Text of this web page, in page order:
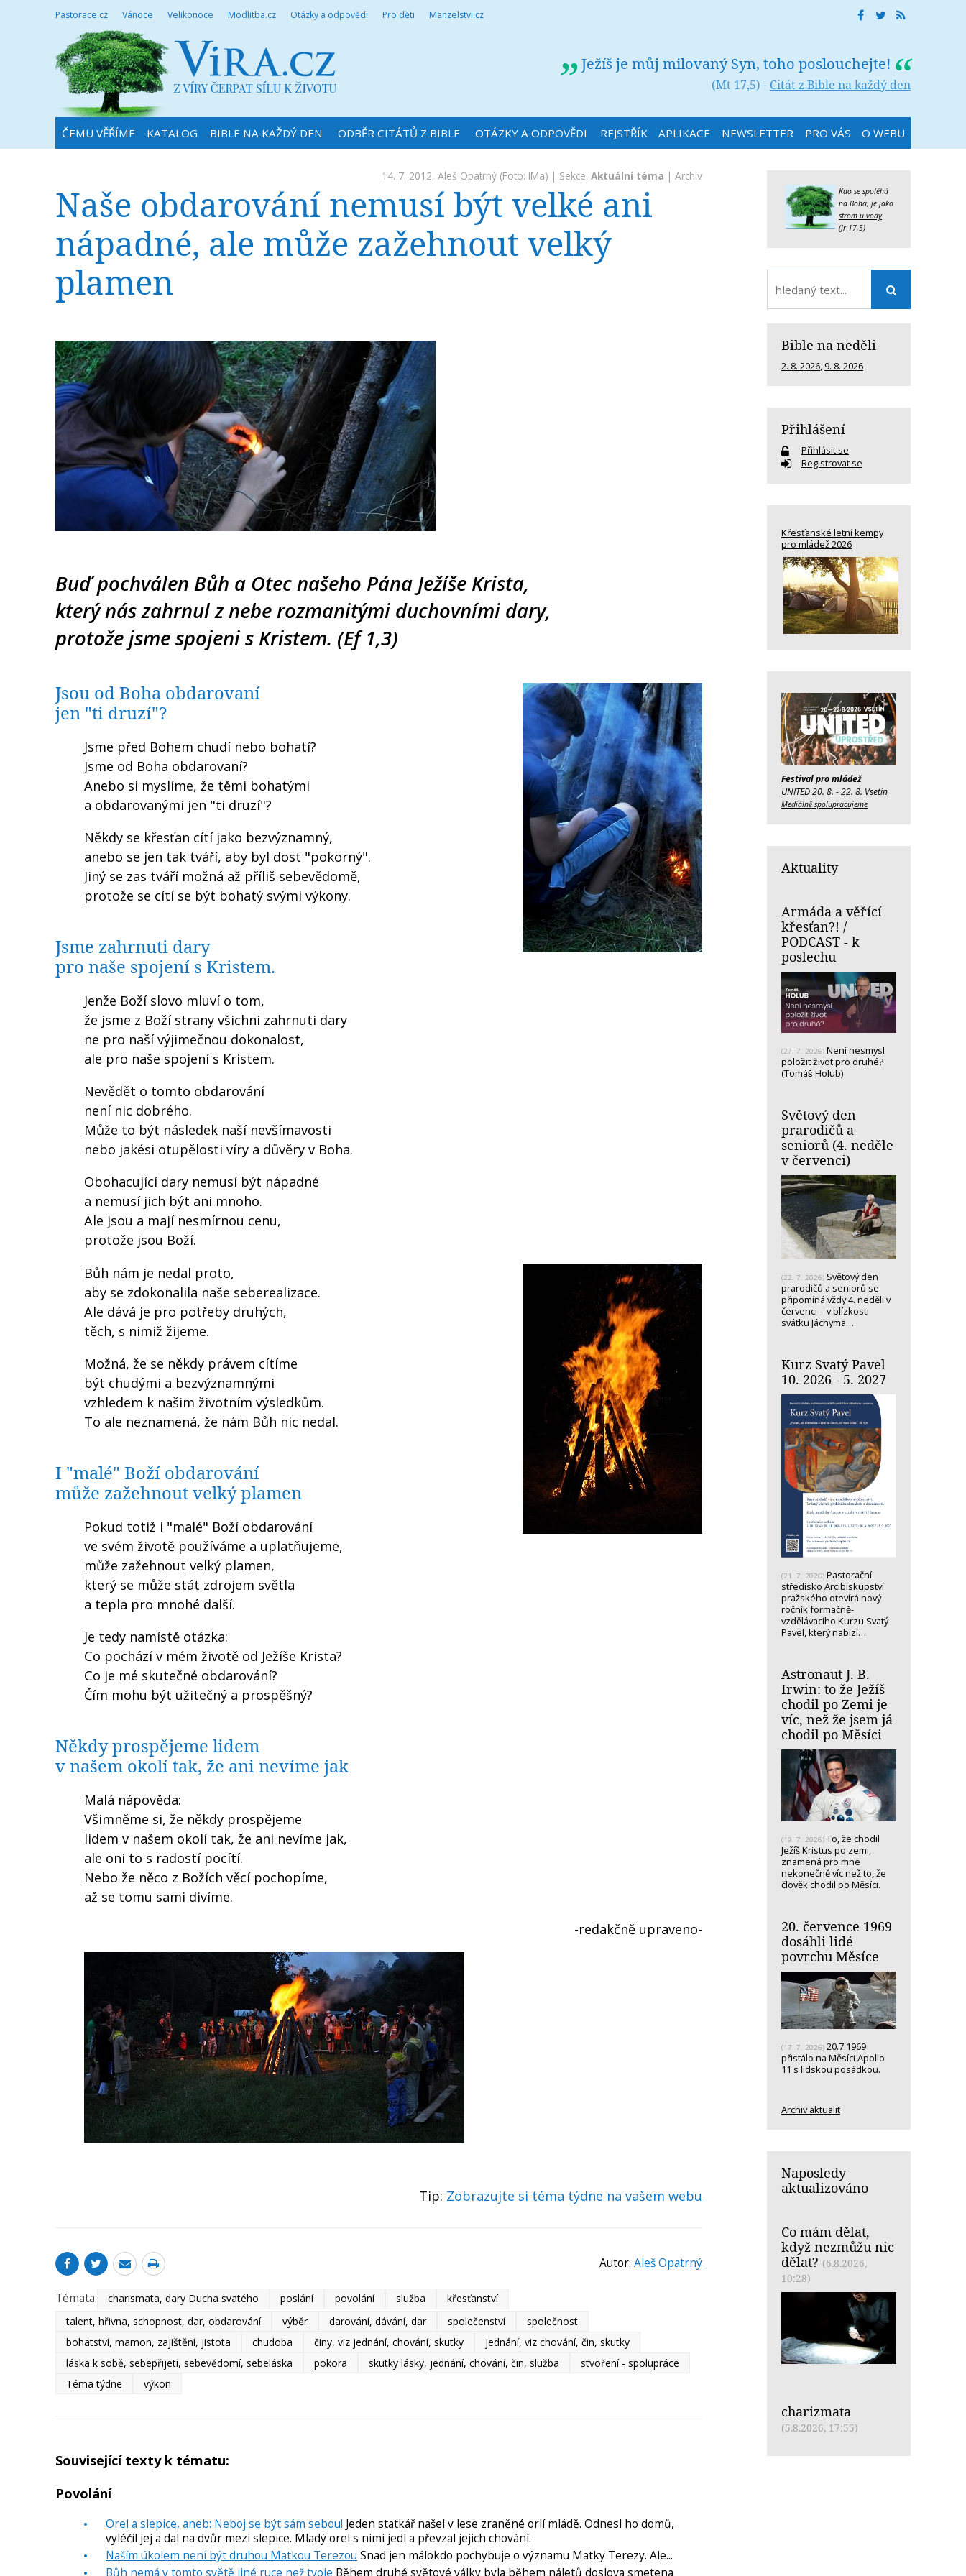
Pastorace.cz Vánoce Velikonoce Modlitba.cz Otázky a odpovědi Pro děti Manzelstvi.cz
Ježíš je můj milovaný Syn, toho poslouchejte!
(Mt 17,5) - Citát z Bible na každý den
ČEMU VĚŘÍME KATALOG BIBLE NA KAŽDÝ DEN ODBĚR CITÁTŮ Z BIBLE OTÁZKY A ODPOVĚDI REJSTŘÍK APLIKACE NEWSLETTER PRO VÁS O WEBU
14. 7. 2012, Aleš Opatrný (Foto: IMa) | Sekce: Aktuální téma | Archiv
Naše obdarování nemusí být velké ani
nápadné, ale může zažehnout velký
plamen
Buď pochválen Bůh a Otec našeho Pána Ježíše Krista,
který nás zahrnul z nebe rozmanitými duchovními dary,
protože jsme spojeni s Kristem. (Ef 1,3)
Jsou od Boha obdarovaní
jen "ti druzí"?
Jsme před Bohem chudí nebo bohatí?
Jsme od Boha obdarovaní?
Anebo si myslíme, že těmi bohatými
a obdarovanými jen "ti druzí"?
Někdy se křesťan cítí jako bezvýznamný,
anebo se jen tak tváří, aby byl dost "pokorný".
Jiný se zas tváří možná až příliš sebevědomě,
protože se cítí se být bohatý svými výkony.
Jsme zahrnuti dary
pro naše spojení s Kristem.
Jenže Boží slovo mluví o tom,
že jsme z Boží strany všichni zahrnuti dary
ne pro naší výjimečnou dokonalost,
ale pro naše spojení s Kristem.
Nevědět o tomto obdarování
není nic dobrého.
Může to být následek naší nevšímavosti
nebo jakési otupělosti víry a důvěry v Boha.
Obohacující dary nemusí být nápadné
a nemusí jich být ani mnoho.
Ale jsou a mají nesmírnou cenu,
protože jsou Boží.
Bůh nám je nedal proto,
aby se zdokonalila naše seberealizace.
Ale dává je pro potřeby druhých,
těch, s nimiž žijeme.
Možná, že se někdy právem cítíme
být chudými a bezvýznamnými
vzhledem k našim životním výsledkům.
To ale neznamená, že nám Bůh nic nedal.
I "malé" Boží obdarování
může zažehnout velký plamen
Pokud totiž i "malé" Boží obdarování
ve svém životě používáme a uplatňujeme,
může zažehnout velký plamen,
který se může stát zdrojem světla
a tepla pro mnohé další.
Je tedy namístě otázka:
Co pochází v mém životě od Ježíše Krista?
Co je mé skutečné obdarování?
Čím mohu být užitečný a prospěšný?
Někdy prospějeme lidem
v našem okolí tak, že ani nevíme jak
Malá nápověda:
Všimněme si, že někdy prospějeme
lidem v našem okolí tak, že ani nevíme jak,
ale oni to s radostí pocítí.
Nebo že něco z Božích věcí pochopíme,
až se tomu sami divíme.
-redakčně upraveno-
Tip: Zobrazujte si téma týdne na vašem webu
Autor: Aleš Opatrný
Témata: charismata, dary Ducha svatého poslání povolání služba
křesťanství
talent, hřivna, schopnost, dar, obdarování
výběr darování, dávání, dar společenství
společnost
bohatství, mamon, zajištění, jistota
chudoba činy, viz jednání, chování, skutky
jednání, viz chování, čin, skutky
láska k sobě, sebepřijetí, sebevědomí, sebeláska
pokora skutky lásky, jednání, chování, čin, služba
stvoření - spolupráce
Téma týdne
výkon
Související texty k tématu:
Povolání
Orel a slepice, aneb: Neboj se být sám sebou! Jeden statkář našel v lese zraněné orlí mládě. Odnesl ho domů,
vyléčil jej a dal na dvůr mezi slepice. Mladý orel s nimi jedl a převzal jejich chování.
Naším úkolem není být druhou Matkou Terezou Snad jen málokdo pochybuje o významu Matky Terezy. Ale...
Bůh nemá v tomto světě jiné ruce než tvoje Během druhé světové války byla během náletů doslova smetena
Kdo se spoléhá
na Boha, je jako
strom u vody.
(Jr 17,5)
Bible na neděli
2. 8. 2026, 9. 8. 2026
Přihlášení
Přihlásit se
Registrovat se
Křesťanské letní kempy
pro mládež 2026
Festival pro mládež
UNITED 20. 8. - 22. 8. Vsetín
Mediálně spolupracujeme
Aktuality
Armáda a věřící
křesťan?! /
PODCAST - k
poslechu
(27. 7. 2026) Není nesmysl
položit život pro druhé?
(Tomáš Holub)
Světový den
prarodičů a
seniorů (4. neděle
v červenci)
(22. 7. 2026) Světový den
prarodičů a seniorů se
připomíná vždy 4. neděli v
červenci - v blízkosti
svátku Jáchyma…
Kurz Svatý Pavel
10. 2026 - 5. 2027
(21. 7. 2026) Pastorační
středisko Arcibiskupství
pražského otevírá nový
ročník formačně-
vzdělávacího Kurzu Svatý
Pavel, který nabízí…
Astronaut J. B.
Irwin: to že Ježíš
chodil po Zemi je
víc, než že jsem já
chodil po Měsíci
(19. 7. 2026) To, že chodil
Ježíš Kristus po zemi,
znamená pro mne
nekonečně víc než to, že
člověk chodil po Měsíci.
20. července 1969
dosáhli lidé
povrchu Měsíce
(17. 7. 2026) 20.7.1969
přistálo na Měsíci Apollo
11 s lidskou posádkou.
Archiv aktualit
Naposledy
aktualizováno
Co mám dělat,
když nezmůžu nic
dělat? (6.8.2026,
10:28)
charizmata
(5.8.2026, 17:55)